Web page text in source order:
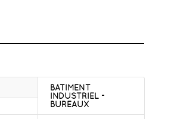
BATIMENT
INDUSTRIEL -
BUREAUX